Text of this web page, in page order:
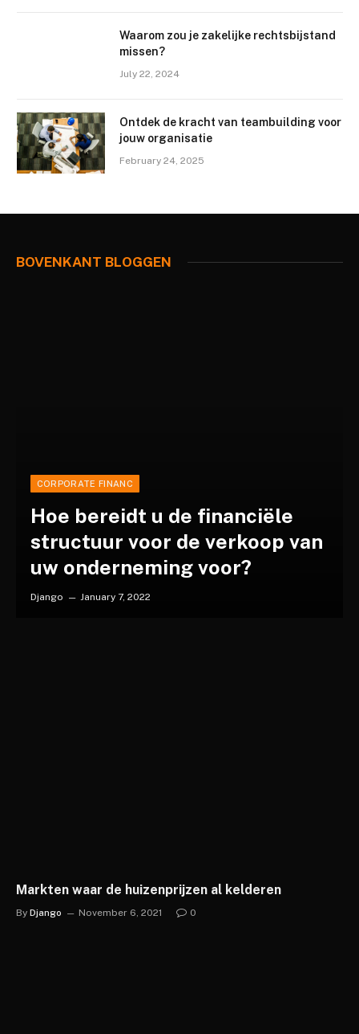
Waarom zou je zakelijke rechtsbijstand
missen?
July 22, 2024
Ontdek de kracht van teambuilding voor
jouw organisatie
February 24, 2025
BOVENKANT BLOGGEN
CORPORATE FINANC
Hoe bereidt u de financiële
structuur voor de verkoop van
uw onderneming voor?
Django January 7, 2022
Markten waar de huizenprijzen al kelderen
By Django November 6, 2021 0